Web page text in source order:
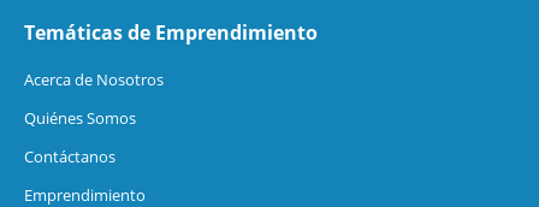
Temáticas de Emprendimiento
Acerca de Nosotros
Quiénes Somos
Contáctanos
Emprendimiento